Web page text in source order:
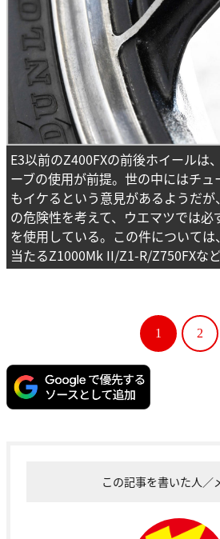
E3以前のZ400FXの前後ホイールは
ーブの使用が前提。世の中にはチュ
もイケるという意見があるようだ
の危険性を考えて、ウエマツでは必
を使用している。この件については
当たるZ1000Mk II/Z1-R/Z750FXなど
1 2
この記事を書いた人／